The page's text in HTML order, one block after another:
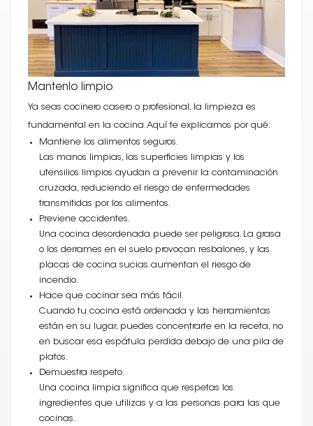
Mantenlo limpio
Ya seas cocinero casero o profesional, la limpieza es
fundamental en la cocina. Aquí te explicamos por qué:
Mantiene los alimentos seguros.
Las manos limpias, las superficies limpias y los
utensilios limpios ayudan a prevenir la contaminación
cruzada, reduciendo el riesgo de enfermedades
transmitidas por los alimentos.
Previene accidentes.
Una cocina desordenada puede ser peligrosa. La grasa
o los derrames en el suelo provocan resbalones, y las
placas de cocina sucias aumentan el riesgo de
incendio.
Hace que cocinar sea más fácil.
Cuando tu cocina está ordenada y las herramientas
están en su lugar, puedes concentrarte en la receta, no
en buscar esa espátula perdida debajo de una pila de
platos.
Demuestra respeto.
Una cocina limpia significa que respetas los
ingredientes que utilizas y a las personas para las que
cocinas.